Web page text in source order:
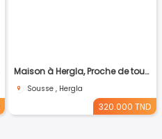
Maison à Hergla, Proche de toutes Commodités
Sousse , Hergla
320.000 TND